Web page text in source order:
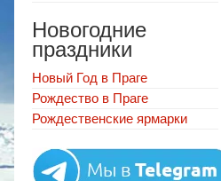
Новогодние
праздники
Новый Год в Праге
Рождество в Праге
Рождественские ярмарки